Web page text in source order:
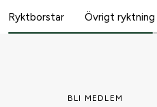
Ryktborstar Övrigt ryktning
BLI MEDLEM